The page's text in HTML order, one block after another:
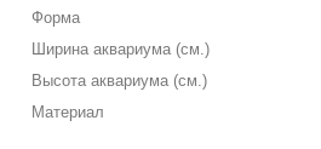
Форма
Ширина аквариума (см.)
Высота аквариума (см.)
Материал